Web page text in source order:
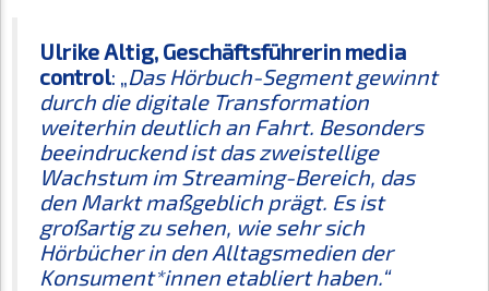
Ulrike Altig, Geschäftsführerin media
control: „Das Hörbuch-Segment gewinnt
durch die digitale Transformation
weiterhin deutlich an Fahrt. Besonders
beeindruckend ist das zweistellige
Wachstum im Streaming-Bereich, das
den Markt maßgeblich prägt. Es ist
großartig zu sehen, wie sehr sich
Hörbücher in den Alltagsmedien der
Konsument*innen etabliert haben.“